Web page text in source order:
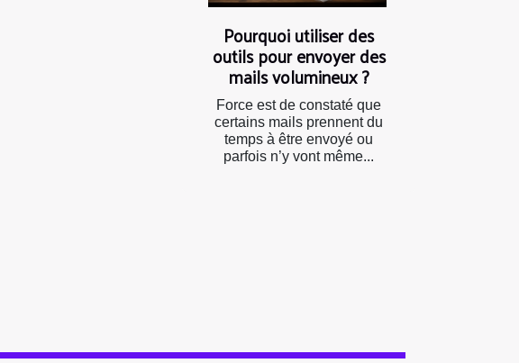
Pourquoi utiliser des
outils pour envoyer des
mails volumineux ?
Force est de constaté que
certains mails prennent du
temps à être envoyé ou
parfois n’y vont même...